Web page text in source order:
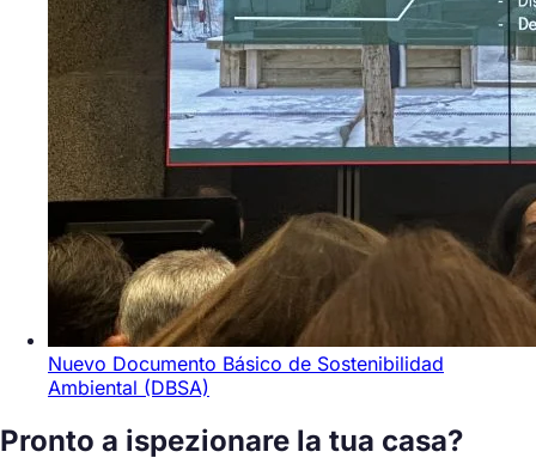
Nuevo Documento Básico de Sostenibilidad
Ambiental (DBSA)
Pronto a ispezionare la tua casa?